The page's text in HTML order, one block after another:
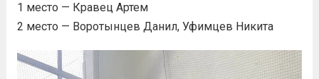
1 место — Кравец Артем
2 место — Воротынцев Данил, Уфимцев Никита